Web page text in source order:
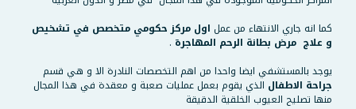
كما انه جاري الانتهاء من عمل اول مركز حكومي متخصص في تشخيص
و علاج مرض بطانة الرحم المهاجرة .
يوجد بالمستشفي ايضا واحدا من اهم التخصصات النادرة الا و هي قسم
جراحة الاطفال الذي يقوم بعمل عمليات صعبة و معقدة في هذا المجال
منها تصليح العيوب الخلقية الدقيقة